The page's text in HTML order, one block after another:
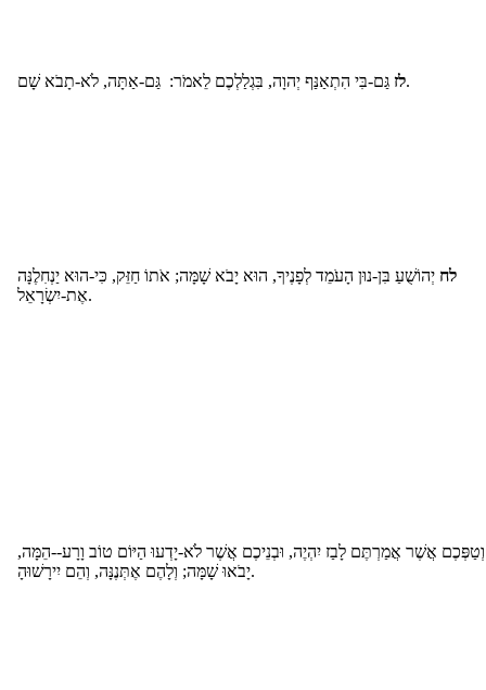
לזגַּם-בִּי הִתְאַנַּף יְהוָה, בִּגְלַלְכֶם לֵאמֹר: גַּם-אַתָּה, לֹא-תָבֹא שָׁם.
לח יְהוֹשֻׁעַ בִּן-נוּן הָעֹמֵד לְפָנֶיךָ, הוּא יָבֹא שָׁמָּה; אֹתוֹ חַזֵּק, כִּי-הוּא יַנְחִלֶנָּה
אֶת-יִשְׂרָאֵל.
אֲשֶׁר אֲמַרְתֶּם לָבַז יִהְיֶה, וּבְנֵיכֶם אֲשֶׁר לֹא-יָדְעוּ הַיּוֹם טוֹב וָרָע--הֵמָּה,
יָבֹאוּ שָׁמָּה; וְלָהֶם אֶתְּנֶנָּה, וְהֵם יִירָשׁוּהָ.